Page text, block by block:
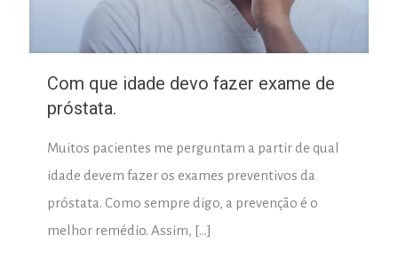
Com que idade devo fazer exame de
próstata.
Muitos pacientes me perguntam a partir de qual
idade devem fazer os exames preventivos da
próstata. Como sempre digo, a prevenção é o
melhor remédio. Assim, […]